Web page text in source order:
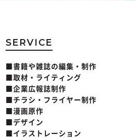
SERVICE
■書籍や雑誌の編集・制作
■取材・ライティング
■企業広報誌制作
■チラシ・フライヤー制作
■漫画原作
■デザイン
■イラストレーション